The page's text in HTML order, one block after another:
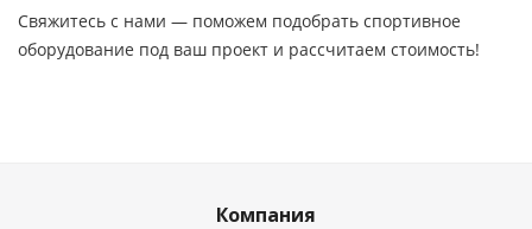
Свяжитесь с нами — поможем подобрать спортивное
оборудование под ваш проект и рассчитаем стоимость!
Компания